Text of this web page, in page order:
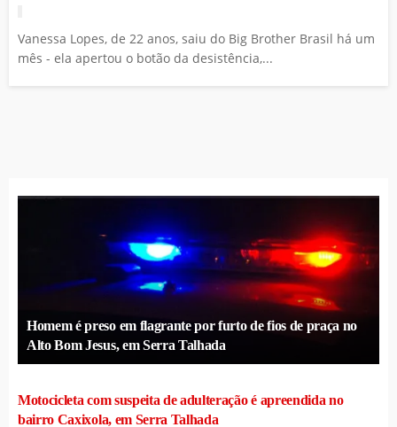
Vanessa Lopes, de 22 anos, saiu do Big Brother Brasil há um
mês - ela apertou o botão da desistência,...
Homem é preso em flagrante por furto de fios de praça no
Alto Bom Jesus, em Serra Talhada
Motocicleta com suspeita de adulteração é apreendida no
bairro Caxixola, em Serra Talhada